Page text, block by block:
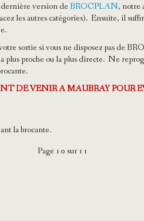
version deBROCPLAN, notre
les autres catégories). Ensuite, il
sortie si vous ne disposez pas de
plus proche ou la plus directe. Ne
DE VENIR A MAUBRAY POUR
la brocante.
Page 10 sur 11